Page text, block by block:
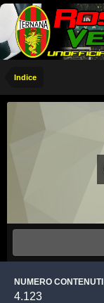
Indice
NUMERO CONTENUTI
4.123